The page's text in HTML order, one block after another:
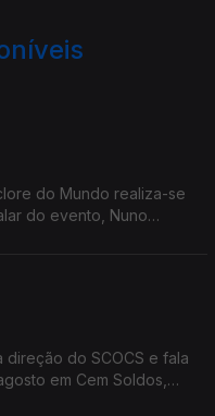
do Mundo realiza-se
do evento, Nuno
direção do SCOCS e fala
em Cem Soldos,